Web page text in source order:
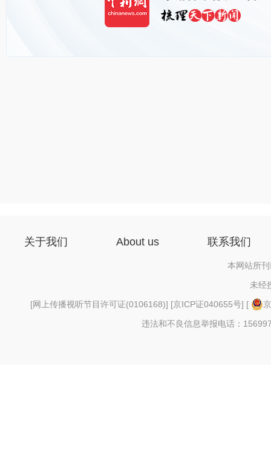
关于我们 About us 联系我们
本网站所
未经
[网上传播视听节目许可证(0106168)] [京ICP证040655号] [
违法和不良信息举报电话：